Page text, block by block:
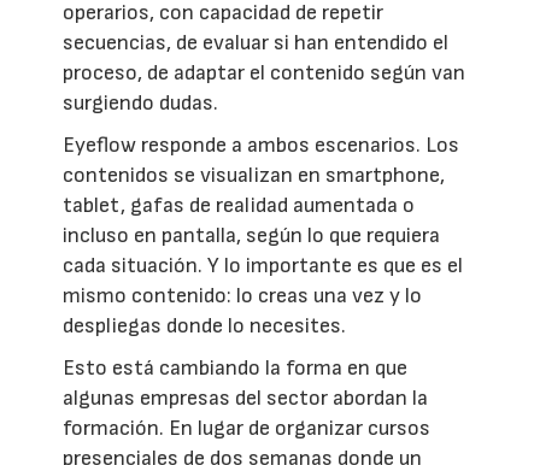
operarios, con capacidad de repetir
secuencias, de evaluar si han entendido el
proceso, de adaptar el contenido según van
surgiendo dudas.
Eyeflow responde a ambos escenarios. Los
contenidos se visualizan en smartphone,
tablet, gafas de realidad aumentada o
incluso en pantalla, según lo que requiera
cada situación. Y lo importante es que es el
mismo contenido: lo creas una vez y lo
despliegas donde lo necesites.
Esto está cambiando la forma en que
algunas empresas del sector abordan la
formación. En lugar de organizar cursos
presenciales de dos semanas donde un